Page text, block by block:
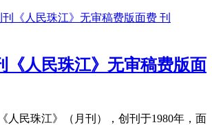
刊
《人民珠江》无审稿费版面
人民珠江》（月刊），创刊于1980年，面